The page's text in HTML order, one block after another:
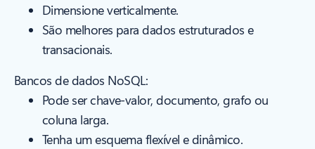
Dimensione verticalmente.
São melhores para dados estruturados e
transacionais.
Bancos de dados NoSQL:
Pode ser chave-valor, documento, grafo ou
coluna larga.
Tenha um esquema flexível e dinâmico.